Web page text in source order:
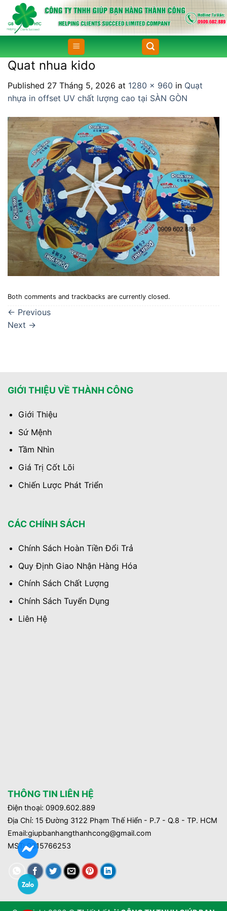
Skip
content
Quat nhua kido
Published 27 Tháng 5, 2026 at 1280 × 960 in Quạt
nhựa in offset UV chất lượng cao tại SÀN GÒN
Both comments and trackbacks are currently closed.
← Previous
Next →
GIỚI THIỆU VỀ THÀNH CÔNG
Giới Thiệu
Sứ Mệnh
Tầm Nhìn
Giá Trị Cốt Lõi
Chiến Lược Phát Triển
CÁC CHÍNH SÁCH
Chính Sách Hoàn Tiền Đổi Trả
Quy Định Giao Nhận Hàng Hóa
Chính Sách Chất Lượng
Chính Sách Tuyển Dụng
Liên Hệ
THÔNG TIN LIÊN HỆ
Điện thoại: 0909.602.889
Địa Chỉ: 15 Đường 3122 Phạm Thế Hiển - P.7 - Q.8 - TP. HCM
Email:giupbanhangthanhcong@gmail.com
MST:0315766253